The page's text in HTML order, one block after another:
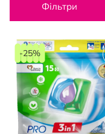
Фільтри
-25%